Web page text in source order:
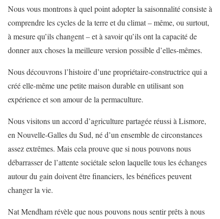
Nous vous montrons à quel point adopter la saisonnalité consiste à
comprendre les cycles de la terre et du climat – même, ou surtout,
à mesure qu’ils changent – ​​et à savoir qu’ils ont la capacité de
donner aux choses la meilleure version possible d’elles-mêmes.
Nous découvrons l’histoire d’une propriétaire-constructrice qui a
créé elle-même une petite maison durable en utilisant son
expérience et son amour de la permaculture.
Nous visitons un accord d’agriculture partagée réussi à Lismore,
en Nouvelle-Galles du Sud, né d’un ensemble de circonstances
assez extrêmes. Mais cela prouve que si nous pouvons nous
débarrasser de l’attente sociétale selon laquelle tous les échanges
autour du gain doivent être financiers, les bénéfices peuvent
changer la vie.
Nat Mendham révèle que nous pouvons nous sentir prêts à nous